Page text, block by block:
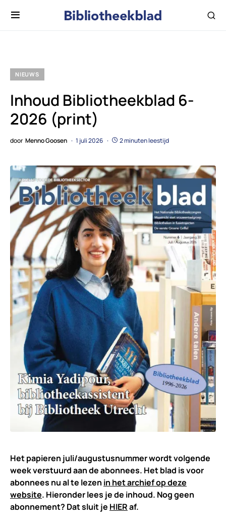
NIEUWS
Inhoud Bibliotheekblad 6-
2026 (print)
door Menno Goosen 1 juli 2026 2 minuten leestijd
Het papieren juli/augustusnummer wordt volgende
week verstuurd aan de abonnees. Het blad is voor
abonnees nu al te lezen in het archief op deze
website. Hieronder lees je de inhoud. Nog geen
abonnement? Dat sluit je HIERaf.